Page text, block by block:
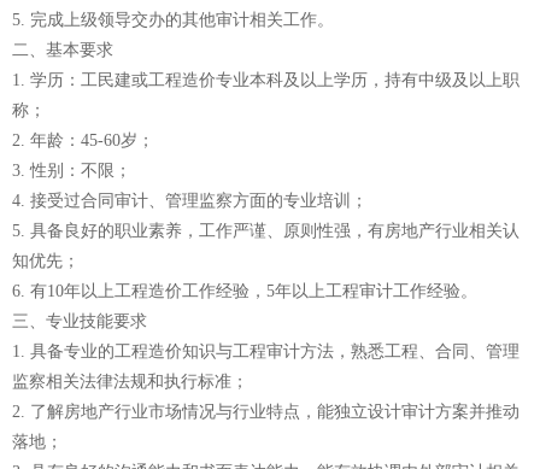
5. 完成上级领导交办的其他审计相关工作。
二、基本要求
1. 学历：工民建或工程造价专业本科及以上学历，持有中级及以上职
称；
2. 年龄：45-60岁；
3. 性别：不限；
4. 接受过合同审计、管理监察方面的专业培训；
5. 具备良好的职业素养，工作严谨、原则性强，有房地产行业相关认
知优先；
6. 有10年以上工程造价工作经验，5年以上工程审计工作经验。
三、专业技能要求
1. 具备专业的工程造价知识与工程审计方法，熟悉工程、合同、管理
监察相关法律法规和执行标准；
2. 了解房地产行业市场情况与行业特点，能独立设计审计方案并推动
落地；